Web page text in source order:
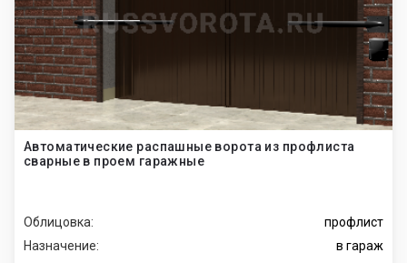
Автоматические распашные ворота из профлиста
сварные в проем гаражные
Облицовка:
профлист
Назначение:
в гараж